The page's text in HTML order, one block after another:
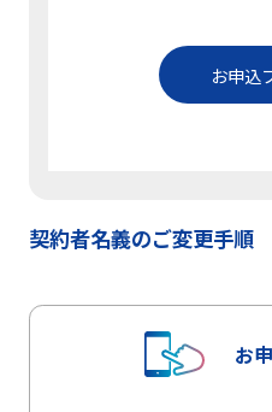
お申込
契約者名義のご変更手順
お